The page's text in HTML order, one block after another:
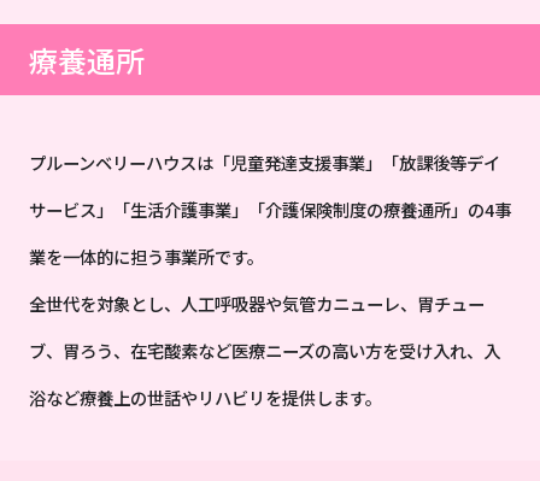
療養通所
プルーンベリーハウスは「児童発達支援事業」「放課後等デイ
サービス」「生活介護事業」「介護保険制度の療養通所」の4事
業を一体的に担う事業所です。
全世代を対象とし、人工呼吸器や気管カニューレ、胃チュー
ブ、胃ろう、在宅酸素など医療ニーズの高い方を受け入れ、入
浴など療養上の世話やリハビリを提供します。